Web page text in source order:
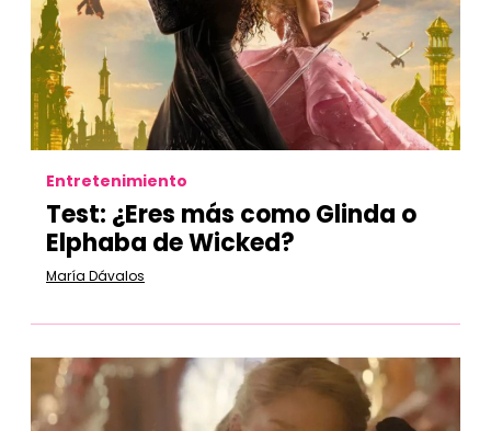
Entretenimiento
Test: ¿Eres más como Glinda o
Elphaba de Wicked?
María Dávalos